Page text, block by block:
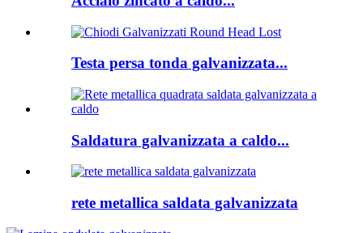
Testa persa tonda galvanizzata...
Saldatura galvanizzata a caldo...
rete metallica saldata galvanizzata